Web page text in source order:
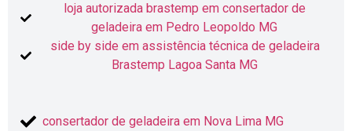
loja autorizada brastemp em consertador de
geladeira em Pedro Leopoldo MG
side by side em assistência técnica de geladeira
Brastemp Lagoa Santa MG
consertador de geladeira em Nova Lima MG